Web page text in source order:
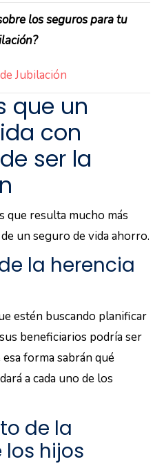
los seguros para tu
Jubilación
que un
con
ser la
que resulta mucho más
un seguro de vida ahorro.
la herencia
estén buscando planificar
beneficiarios podría ser
forma sabrán qué
a cada uno de los
de la
hijos